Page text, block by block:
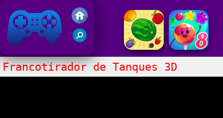
Juegos Friv 2017
Francotirador de Tanques 3D